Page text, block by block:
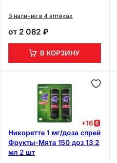
В наличии в 4 аптеках
от 2 082 ₽
В КОРЗИНУ
+16
Никоретте 1 мг/доза спрей
Фрукты-Мята 150 доз 13,2
мл 2 шт